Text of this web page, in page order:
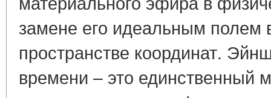
замене его идеальным полем
пространстве координат.
времени – это